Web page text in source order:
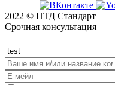
2022 © НТД Стандарт
Срочная консультация